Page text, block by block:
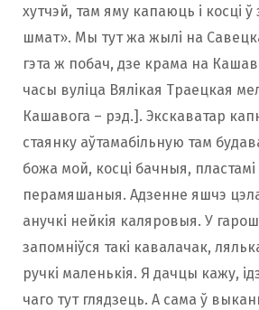
хутчэй, там яму капаюць і косці ў
шмат». Мы тут жа жылі на
гэта ж побач, дзе крама на
часы вуліца Вялікая Траецкая
Кашавога – рэд.]. Экскаватар
стаянку аўтамабільную там
божа мой, косці бачныя,
перамяшаныя. Адзенне яшчэ
анучкі нейкія каляровыя. У
запомніўся такі кавалачак,
ручкі маленькія. Я дачцы кажу,
чаго тут глядзець. А сама ў